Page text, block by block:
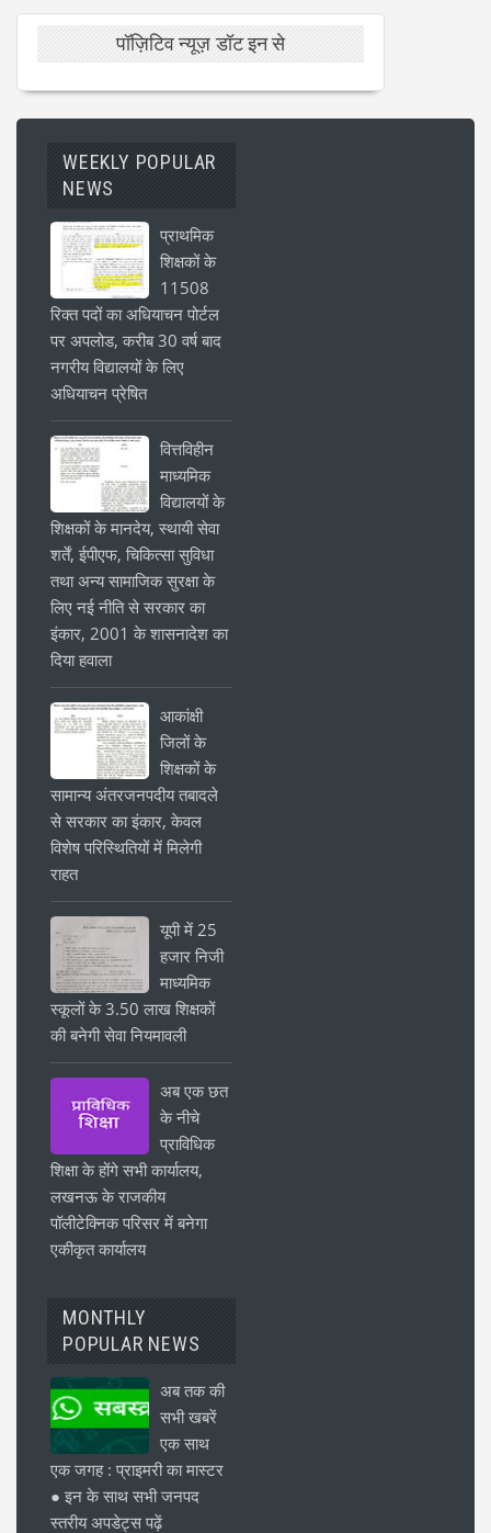
पॉज़िटिव न्यूज़ डॉट इन से
WEEKLY POPULAR
NEWS
प्राथमिक
शिक्षकों के
11508
रिक्त पदों का अधियाचन पोर्टल
पर अपलोड, करीब 30 वर्ष बाद
नगरीय विद्यालयों के लिए
अधियाचन प्रेषित
वित्तविहीन
माध्यमिक
विद्यालयों के
शिक्षकों के मानदेय, स्थायी सेवा
शर्तें, ईपीएफ, चिकित्सा सुविधा
तथा अन्य सामाजिक सुरक्षा के
लिए नई नीति से सरकार का
इंकार, 2001 के शासनादेश का
दिया हवाला
आकांक्षी
जिलों के
शिक्षकों के
सामान्य अंतरजनपदीय तबादले
से सरकार का इंकार, केवल
विशेष परिस्थितियों में मिलेगी
राहत
यूपी में 25
हजार निजी
माध्यमिक
स्कूलों के 3.50 लाख शिक्षकों
की बनेगी सेवा नियमावली
अब एक छत
के नीचे
प्राविधिक
शिक्षा के होंगे सभी कार्यालय,
लखनऊ के राजकीय
पॉलीटेक्निक परिसर में बनेगा
एकीकृत कार्यालय
MONTHLY
POPULAR NEWS
अब तक की
सभी खबरें
एक साथ
एक जगह : प्राइमरी का मास्टर
● इन के साथ सभी जनपद
स्तरीय अपडेट्स पढ़ें